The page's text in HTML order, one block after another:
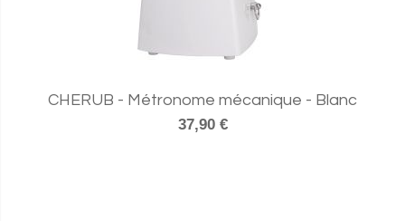
CHERUB - Métronome mécanique - Blanc
37,90 €